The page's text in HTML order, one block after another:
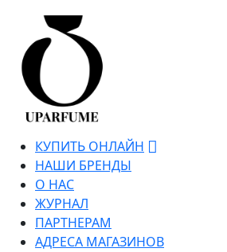
КУПИТЬ ОНЛАЙН
НАШИ БРЕНДЫ
О НАС
ЖУРНАЛ
ПАРТНЕРАМ
АДРЕСА МАГАЗИНОВ